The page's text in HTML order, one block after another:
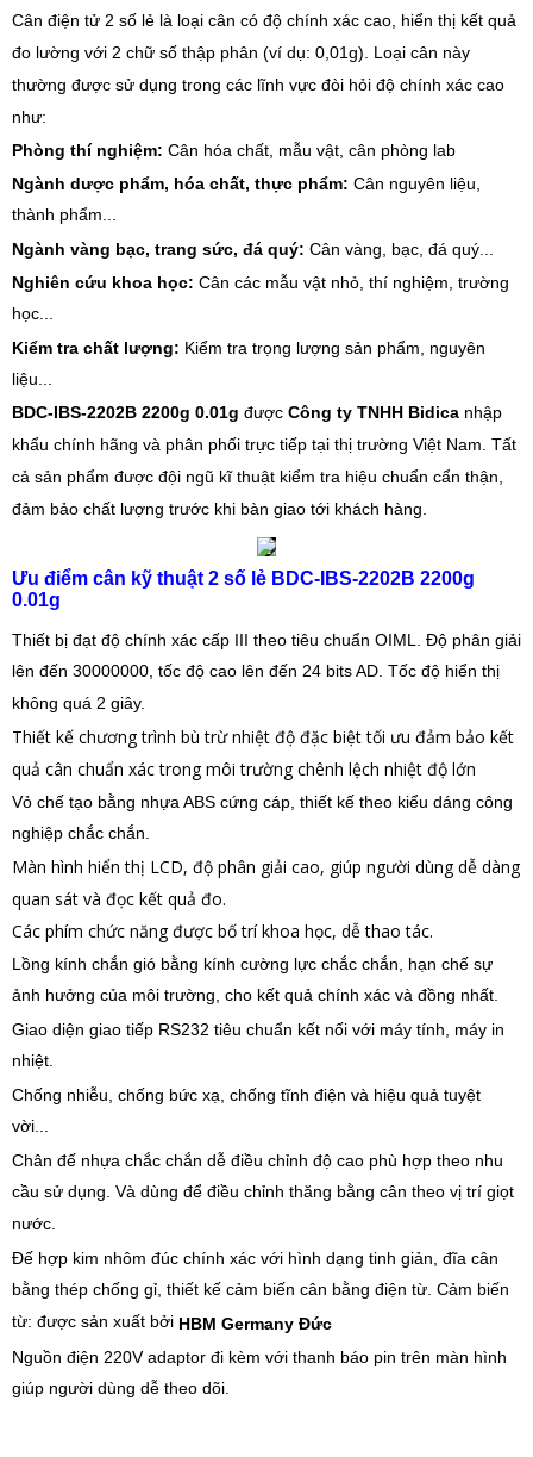
Cân điện tử 2 số lẻ là loại cân có độ chính xác cao, hiển thị kết quả
đo lường với 2 chữ số thập phân (ví dụ: 0,01g). Loại cân này
thường được sử dụng trong các lĩnh vực đòi hỏi độ chính xác cao
như:
Phòng thí nghiệm: Cân hóa chất, mẫu vật, cân phòng lab
Ngành dược phẩm, hóa chất, thực phẩm: Cân nguyên liệu,
thành phẩm...
Ngành vàng bạc, trang sức, đá quý: Cân vàng, bạc, đá quý...
Nghiên cứu khoa học: Cân các mẫu vật nhỏ, thí nghiệm, trường
học...
Kiểm tra chất lượng: Kiểm tra trọng lượng sản phẩm, nguyên
liệu...
BDC-IBS-2202B 2200g 0.01g được Công ty TNHH Bidica nhập
khẩu chính hãng và phân phối trực tiếp tại thị trường Việt Nam. Tất
cả sản phẩm được đội ngũ kĩ thuật kiểm tra hiệu chuẩn cẩn thận,
đảm bảo chất lượng trước khi bàn giao tới khách hàng.
Ưu điểm cân kỹ thuật 2 số lẻ BDC-IBS-2202B 2200g
0.01g
Thiết bị đạt độ chính xác cấp III theo tiêu chuẩn OIML. Độ phân giải
lên đến 30000000, tốc độ cao lên đến 24 bits AD. Tốc độ hiển thị
không quá 2 giây.
Thiết kế chương trình bù trừ nhiệt độ đặc biệt tối ưu đảm bảo kết
quả cân chuẩn xác trong môi trường chênh lệch nhiệt độ lớn
Vỏ chế tạo bằng nhựa ABS cứng cáp, thiết kế theo kiểu dáng công
nghiệp chắc chắn.
Màn hình hiển thị LCD, độ phân giải cao, giúp người dùng dễ dàng
quan sát và đọc kết quả đo.
Các phím chức năng được bố trí khoa học, dễ thao tác.
Lồng kính chắn gió bằng kính cường lực chắc chắn, hạn chế sự
ảnh hưởng của môi trường, cho kết quả chính xác và đồng nhất.
Giao diện giao tiếp RS232 tiêu chuẩn kết nối với máy tính, máy in
nhiệt.
Chống nhiễu, chống bức xạ, chống tĩnh điện và hiệu quả tuyệt
vời...
Chân đế nhựa chắc chắn dễ điều chỉnh độ cao phù hợp theo nhu
cầu sử dụng. Và dùng để điều chỉnh thăng bằng cân theo vị trí giọt
nước.
Đế hợp kim nhôm đúc chính xác với hình dạng tinh giản, đĩa cân
bằng thép chống gỉ, thiết kế cảm biến cân bằng điện từ. Cảm biến
từ: được sản xuất bởi HBM Germany Đức
Nguồn điện 220V adaptor đi kèm với thanh báo pin trên màn hình
giúp người dùng dễ theo dõi.